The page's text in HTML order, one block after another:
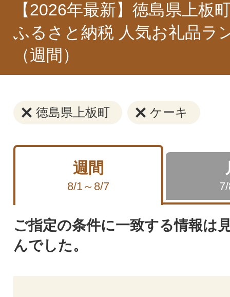
【2026年最新】徳島県上板
ふるさと納税 人気お礼品ラ
（週間）
徳島県上板町 ケーキ
週間
8/1～8/7
ご指定の条件に一致する情報は
んでした。